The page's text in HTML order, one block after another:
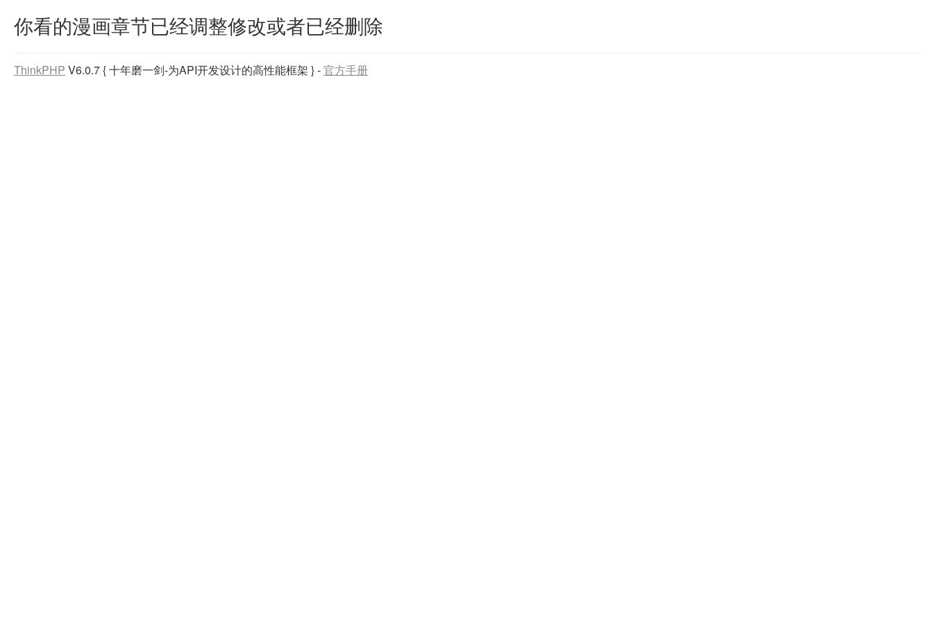
你看的漫画章节已经调整修改或者已经删除
ThinkPHP V6.0.7{ 十年磨一剑-为API开发设计的高性能框架 }-官方手册